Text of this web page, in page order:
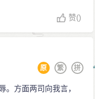
，兼任旧职。永乐
翰林学士。永乐十八
下锦衣卫狱，十天后
赞()
拼
繁
原
。方面两司向我言，